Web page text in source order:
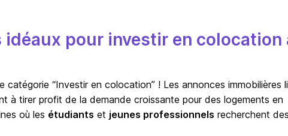
idéaux pour investir en colocation
“Investir en colocation” ! Les annonces immobilières
à tirer profit de la demande croissante pour des logements en
où les étudiants et jeunes professionnels recherchent